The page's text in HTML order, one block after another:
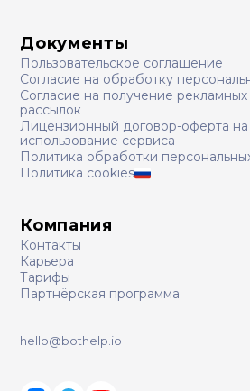
Документы
Пользовательское соглашение
Согласие на обработку
Согласие на получение
рассылок
Лицензионный договор-оферта на
использование сервиса
Политика обработки
Политика cookies
Компания
Контакты
Карьера
Тарифы
Партнёрская программа
hello@bothelp.io